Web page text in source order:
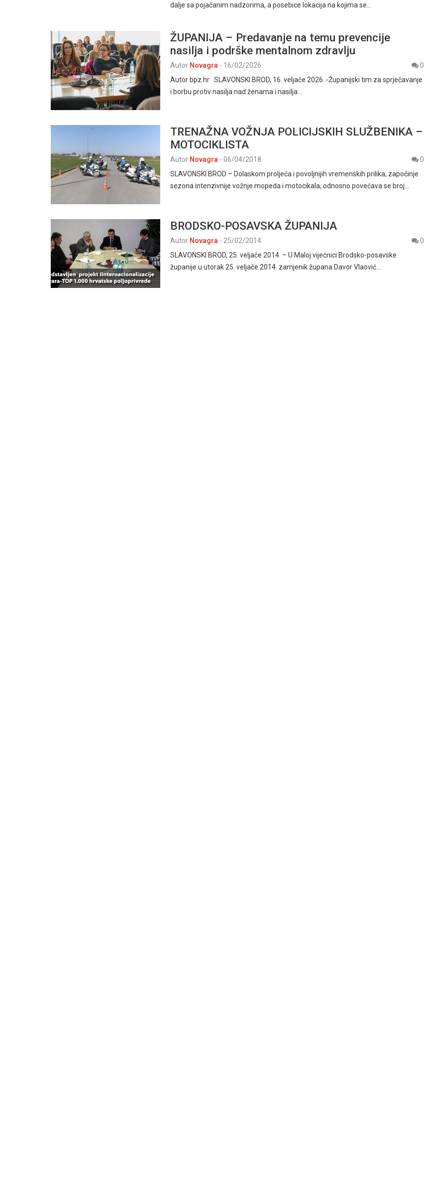
dalje sa pojačanim nadzorima, a posebice lokacija na kojima se…
ŽUPANIJA – Predavanje na temu prevencije
nasilja i podrške mentalnom zdravlju
Autor Novagra - 16/02/2026
0
Autor bpz.hr SLAVONSKI BROD, 16. veljače 2026. -Županijski tim za sprječavanje
i borbu protiv nasilja nad ženama i nasilja…
TRENAŽNA VOŽNJA POLICIJSKIH SLUŽBENIKA –
MOTOCIKLISTA
Autor Novagra - 06/04/2018
0
SLAVONSKI BROD – Dolaskom proljeća i povoljnijih vremenskih prilika, započinje
sezona intenzivnije vožnje mopeda i motocikala, odnosno povećava se broj…
BRODSKO-POSAVSKA ŽUPANIJA
Autor Novagra - 25/02/2014
0
SLAVONSKI BROD, 25. veljače 2014. – U Maloj vijećnici Brodsko-posavske
županije u utorak 25. veljače 2014. zamjenik župana Davor Vlaović…